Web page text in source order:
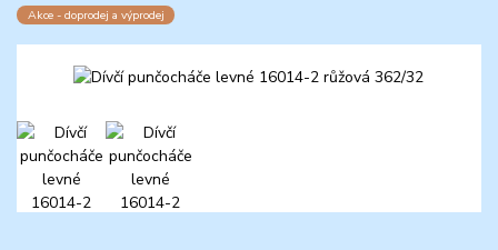
Akce - doprodej a výprodej